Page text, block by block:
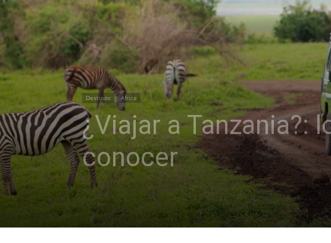
Destinos África
¿Viajar a Tanzania?:
conocer